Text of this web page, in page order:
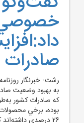
صادرات
رشت- خبرنگار
به بهبود وضعيت
بوده، برخي
26 درصدي